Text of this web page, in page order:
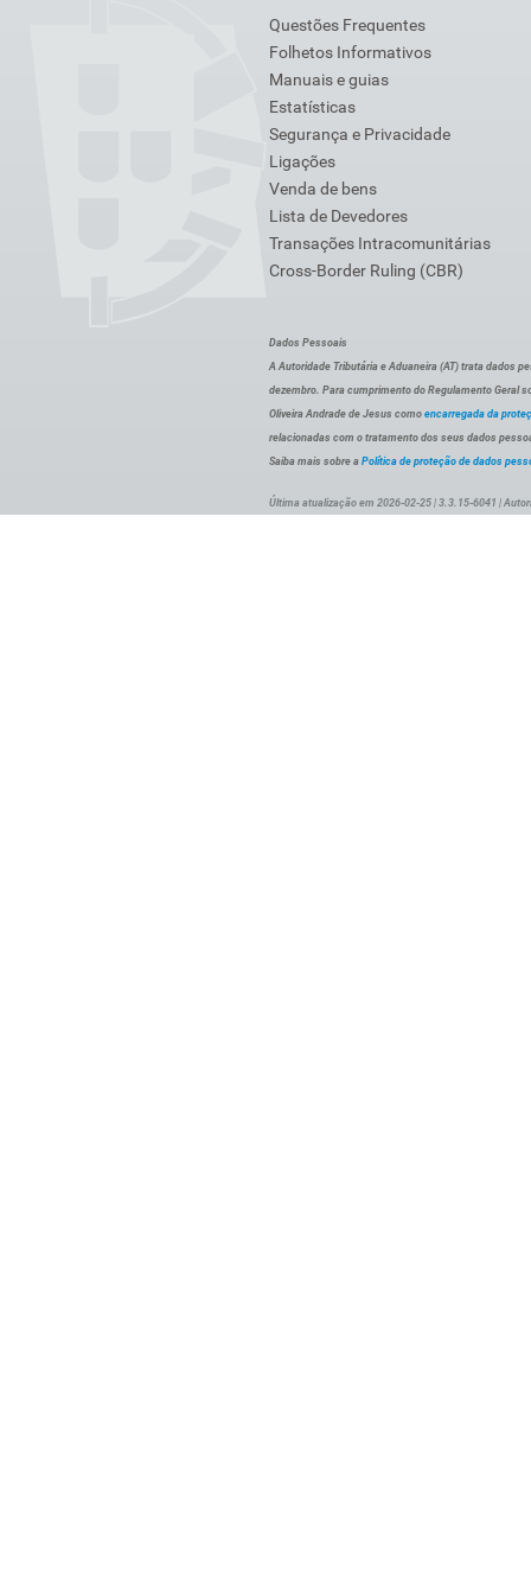
Questões Frequentes
Folhetos Informativos
Manuais e guias
Estatísticas
Segurança e Privacidade
Ligações
Venda de bens
Lista de Devedores
Transações Intracomunitárias
Cross-Border Ruling (CBR)
Dados Pessoais
A Autoridade Tributária e Aduaneira (AT) trata dados
dezembro. Para cumprimento do Regulamento Geral
Oliveira Andrade de Jesus como encarregada da
relacionadas com o tratamento dos seus dados
Saiba mais sobre a Política de proteção de dados
Última atualização em 2026-02-25 | 3.3.15-6041 |